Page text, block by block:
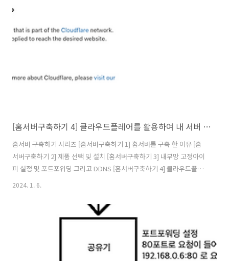
네트워크 구성도 및 홈서버 배치 모습 그리고 총 비용 내가 처음 홈서버
구축에 크게 걱정하던 것 중 하나가 DDoS이다. 첫째, Cloudflare에서
DDoS 보호모드가 있다라고는 ..
[홈서버구축하기 4] 클라우드플레어를 활용하여 내 서버 아이피 숨기기(feat. HTTPS)
홈서버 구축하기 시리즈 [홈서버구축하기 1] 홈서버를 구축 한 이유 [홈
서버구축하기 2] 제품 선택 및 설치 [홈서버구축하기 3] 내부망 고정아이
피 설정 및 포트포워딩 그리고 DDNS [홈서버구축하기 4] 클라우드플레
어를 활용하여 내 서버 아이피 숨기기(feat. HTTPS) [홈서버구축하기 5]
Docker 및 Docker Swarm 설정하기 [홈서버구축하기 7] 공유 스토리
지를 만들어보자(feat. 시놀로지) [홈서버구축하기 8] 완성된 내 홈서버
네트워크 구성도 및 홈서버 배치 모습 그리고 총 비용 앞선글에 작성한
대로 내가 염려하는 사항중에 하나는 내 서버의 아이피가 공공에 노출되
는 것이다. 이는 누군가 내 서버에 대해 안좋..
2024. 1. 6.